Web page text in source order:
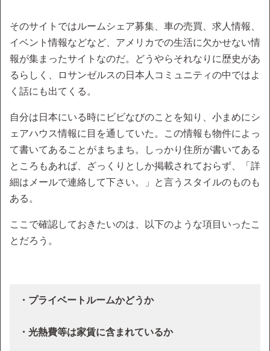
そのサイトではルームシェア募集、車の売買、求人情報、
イベント情報などなど、アメリカでの生活に欠かせない情
報が集まったサイトなのだ。どうやらそれなりに歴史があ
るらしく、ロサンゼルスの日本人コミュニティの中ではよ
く話にも出てくる。
自分は日本にいる時にビビなびのことを知り、小まめにシ
ェアハウス情報に目を通していた。この情報も物件によっ
て書いてあることがまちまち。しっかり住所が書いてある
ところもあれば、ざっくりとしか掲載されておらず、「詳
細はメールで連絡して下さい。」と言うスタイルのものも
ある。
ここで確認しておきたいのは、以下のような項目いったこ
とだろう。
・プライベートルームかどうか
・光熱費等は家賃に含まれているか